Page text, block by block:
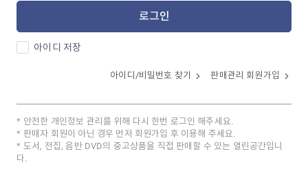
로그인
아이디 저장
아이디/비밀번호 찾기 판매관리 회원가입
안전한 개인정보 관리를 위해 다시 한번 로그인 해주세요.
판매자 회원이 아닌 경우 먼저 회원가입 후 이용해 주세요.
도서, 전집, 음반 DVD의 중고상품을 직접 판매할 수 있는 열린공간입니
다.